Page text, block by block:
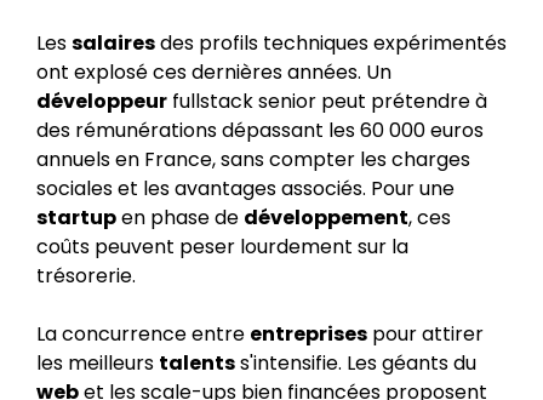
Lessalairesdes profils techniques expérimentés
ont explosé ces dernières années. Un
développeur fullstack senior peut prétendre à
des rémunérations dépassant les 60 000 euros
annuels en France, sans compter les charges
sociales et les avantages associés. Pour une
startupen phase de développement, ces
coûts peuvent peser lourdement sur la
trésorerie.
La concurrence entre entreprises pour attirer
les meilleurs talentss'intensifie. Les géants du
webet les scale-ups bien financées proposent